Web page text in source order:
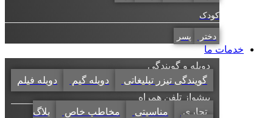
کودک
دختر پسر
خدمات ما
دوبله و گویندگی
گویندگی تیزر تبلیغاتی
دوبله گیم
دوبله فیلم
پیشواز تلفن همراه
تجاری
مناسبتی مخاطب خاص
بلاگ